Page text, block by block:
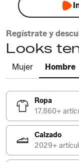
Regístrate y
Looks
Mujer Hombre
Ropa
17.860+
Calzado
2029+